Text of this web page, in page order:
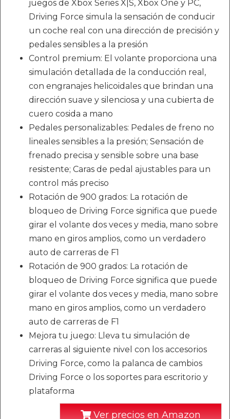
juegos de Xbox Series X|S, Xbox One y PC,
Driving Force simula la sensación de conducir
un coche real con una dirección de precisión y
pedales sensibles a la presión
Control premium: El volante proporciona una
simulación detallada de la conducción real,
con engranajes helicoidales que brindan una
dirección suave y silenciosa y una cubierta de
cuero cosida a mano
Pedales personalizables: Pedales de freno no
lineales sensibles a la presión; Sensación de
frenado precisa y sensible sobre una base
resistente; Caras de pedal ajustables para un
control más preciso
Rotación de 900 grados: La rotación de
bloqueo de Driving Force significa que puede
girar el volante dos veces y media, mano sobre
mano en giros amplios, como un verdadero
auto de carreras de F1
Rotación de 900 grados: La rotación de
bloqueo de Driving Force significa que puede
girar el volante dos veces y media, mano sobre
mano en giros amplios, como un verdadero
auto de carreras de F1
Mejora tu juego: Lleva tu simulación de
carreras al siguiente nivel con los accesorios
Driving Force, como la palanca de cambios
Driving Force o los soportes para escritorio y
plataforma
Ver precios en Amazon